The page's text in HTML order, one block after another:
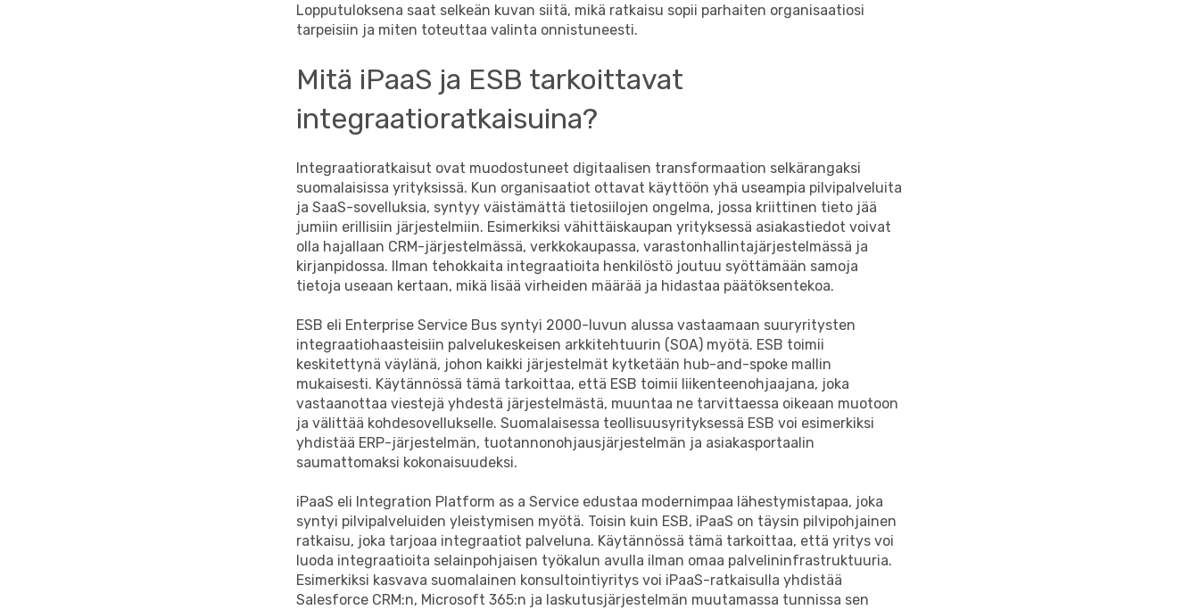
Lopputuloksena saat selkeän kuvan siitä, mikä ratkaisu sopii parhaiten organisaatiosi
tarpeisiin ja miten toteuttaa valinta onnistuneesti.
Mitä iPaaS ja ESB tarkoittavat
integraatioratkaisuina?
Integraatioratkaisut ovat muodostuneet digitaalisen transformaation selkärangaksi
suomalaisissa yrityksissä. Kun organisaatiot ottavat käyttöön yhä useampia pilvipalveluita
ja SaaS-sovelluksia, syntyy väistämättä tietosiilojen ongelma, jossa kriittinen tieto jää
jumiin erillisiin järjestelmiin. Esimerkiksi vähittäiskaupan yrityksessä asiakastiedot voivat
olla hajallaan CRM-järjestelmässä, verkkokaupassa, varastonhallintajärjestelmässä ja
kirjanpidossa. Ilman tehokkaita integraatioita henkilöstö joutuu syöttämään samoja
tietoja useaan kertaan, mikä lisää virheiden määrää ja hidastaa päätöksentekoa.
ESB eli Enterprise Service Bus syntyi 2000-luvun alussa vastaamaan suuryritysten
integraatiohaasteisiin palvelukeskeisen arkkitehtuurin (SOA) myötä. ESB toimii
keskitettynä väylänä, johon kaikki järjestelmät kytketään hub-and-spoke mallin
mukaisesti. Käytännössä tämä tarkoittaa, että ESB toimii liikenteenohjaajana, joka
vastaanottaa viestejä yhdestä järjestelmästä, muuntaa ne tarvittaessa oikeaan muotoon
ja välittää kohdesovellukselle. Suomalaisessa teollisuusyrityksessä ESB voi esimerkiksi
yhdistää ERP-järjestelmän, tuotannonohjausjärjestelmän ja asiakasportaalin
saumattomaksi kokonaisuudeksi.
iPaaS eli Integration Platform as a Service edustaa modernimpaa lähestymistapaa, joka
syntyi pilvipalveluiden yleistymisen myötä. Toisin kuin ESB, iPaaS on täysin pilvipohjainen
ratkaisu, joka tarjoaa integraatiot palveluna. Käytännössä tämä tarkoittaa, että yritys voi
luoda integraatioita selainpohjaisen työkalun avulla ilman omaa palvelininfrastruktuuria.
Esimerkiksi kasvava suomalainen konsultointiyritys voi iPaaS-ratkaisulla yhdistää
Salesforce CRM:n, Microsoft 365:n ja laskutusjärjestelmän muutamassa tunnissa sen